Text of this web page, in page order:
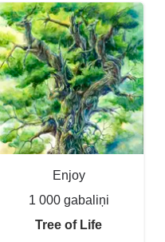
Enjoy
1 000 gabaliņi
Tree of Life